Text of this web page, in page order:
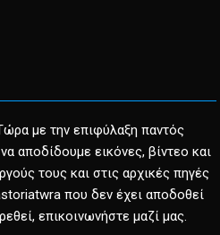
με την επιφύλαξη παντός
αποδίδουμε εικόνες, βίντεο και
τους και στις αρχικές πηγές
που δεν έχει αποδοθεί
επικοινωνήστε μαζί μας.